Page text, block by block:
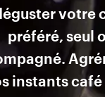
votre
préféré, seul
instants café